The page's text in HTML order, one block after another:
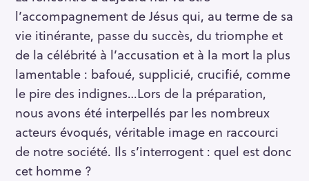
l’accompagnement de Jésus qui, au terme de sa
vie itinérante, passe du succès, du triomphe et
de la célébrité à l’accusation et à la mort la plus
lamentable : bafoué, supplicié, crucifié, comme
le pire des indignes…Lors de la préparation,
nous avons été interpellés par les nombreux
acteurs évoqués, véritable image en raccourci
de notre société. Ils s’interrogent : quel est donc
cet homme ?